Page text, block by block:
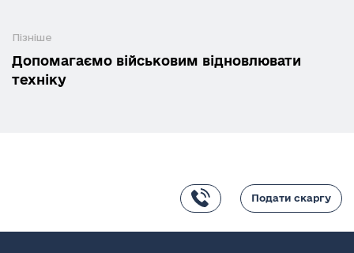
Пізніше
Допомагаємо військовим відновлювати
техніку
Подати скаргу